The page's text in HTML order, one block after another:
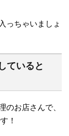
っちゃいましょ
ていると
のお店さんで、
！